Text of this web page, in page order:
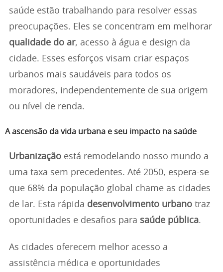
saúde estão trabalhando para resolver essas
preocupações. Eles se concentram em melhorar
qualidade do ar, acesso à água e design da
cidade. Esses esforços visam criar espaços
urbanos mais saudáveis para todos os
moradores, independentemente de sua origem
ou nível de renda.
A ascensão da vida urbana e seu impacto na saúde
Urbanização está remodelando nosso mundo a
uma taxa sem precedentes. Até 2050, espera-se
que 68% da população global chame as cidades
de lar. Esta rápida desenvolvimento urbano traz
oportunidades e desafios para saúde pública.
As cidades oferecem melhor acesso a
assistência médica e oportunidades